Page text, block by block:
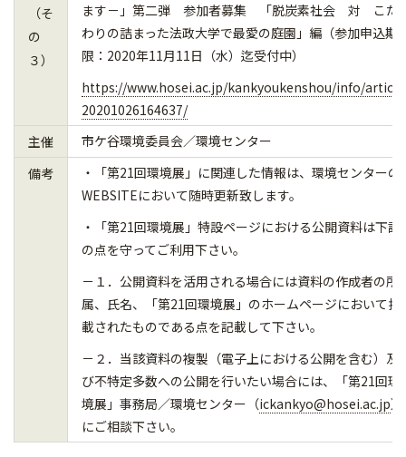
（そ
の
３）
ます－」第二弾 参加者募集 「脱炭素社会 対 こだ
わりの詰まった法政大学で最愛の庭園」編（参加申込期
限：2020年11月11日（水）迄受付中）
https://www.hosei.ac.jp/kankyoukenshou/info/
20201026164637/
主催
市ケ谷環境委員会／環境センター
備考
・「第21回環境展」に関連した情報は、環境センターの
WEBSITEにおいて随時更新致します。
・「第21回環境展」特設ページにおける公開資料は下記
の点を守ってご利用下さい。
－１．公開資料を活用される場合には資料の作成者の所
属、氏名、「第21回環境展」のホームページにおいて掲
載されたものである点を記載して下さい。
－２．当該資料の複製（電子上における公開を含む）及
び不特定多数への公開を行いたい場合には、「第21回環
境展」事務局／環境センター（ickankyo@hosei.ac.jp）
にご相談下さい。